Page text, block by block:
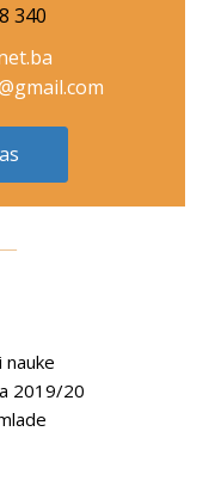
340
2019/20